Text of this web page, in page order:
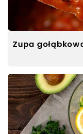
Zupa